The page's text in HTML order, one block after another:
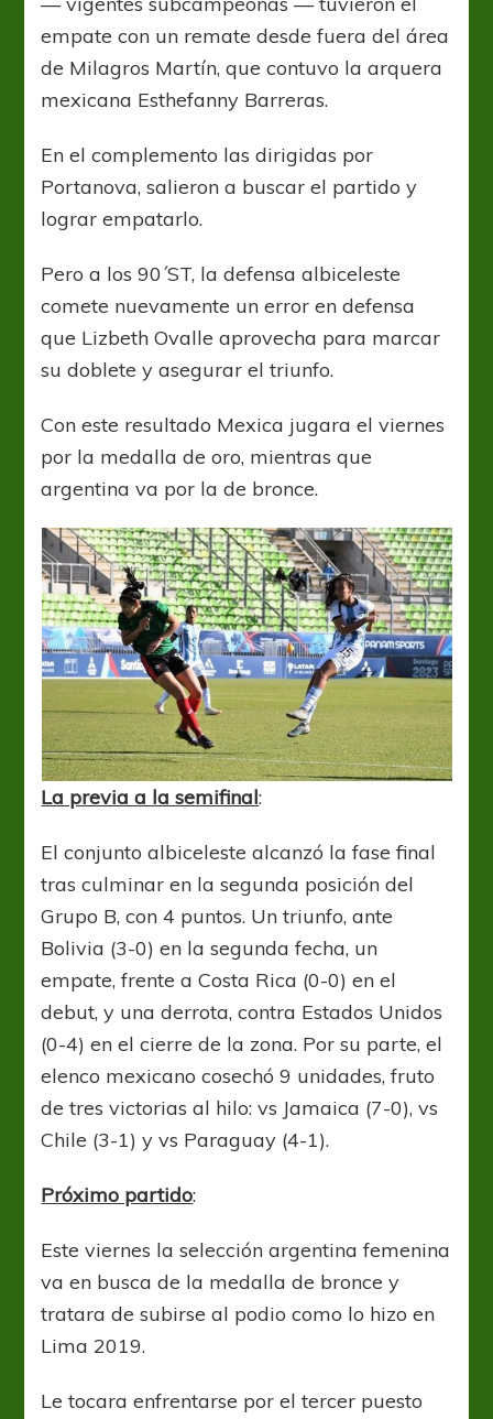
empate con un remate desde fuera del área
de Milagros Martín, que contuvo la arquera
mexicana Esthefanny Barreras.
En el complemento las dirigidas por
Portanova, salieron a buscar el partido y
lograr empatarlo.
Pero a los 90´ST, la defensa albiceleste
comete nuevamente un error en defensa
que Lizbeth Ovalle aprovecha para marcar
su doblete y asegurar el triunfo.
Con este resultado Mexica jugara el viernes
por la medalla de oro, mientras que
argentina va por la de bronce.
La previa a la semifinal:
El conjunto albiceleste alcanzó la fase final
tras culminar en la segunda posición del
Grupo B, con 4 puntos. Un triunfo, ante
Bolivia (3-0) en la segunda fecha, un
empate, frente a Costa Rica (0-0) en el
debut, y una derrota, contra Estados Unidos
(0-4) en el cierre de la zona. Por su parte, el
elenco mexicano cosechó 9 unidades, fruto
de tres victorias al hilo: vs Jamaica (7-0), vs
Chile (3-1) y vs Paraguay (4-1).
Próximo partido:
Este viernes la selección argentina femenina
va en busca de la medalla de bronce y
tratara de subirse al podio como lo hizo en
Lima 2019.
Le tocara enfrentarse por el tercer puesto